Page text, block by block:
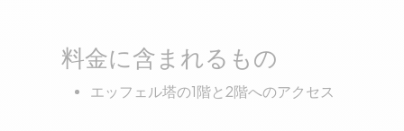
料金に含まれるもの
エッフェル塔の1階と2階へのアクセス